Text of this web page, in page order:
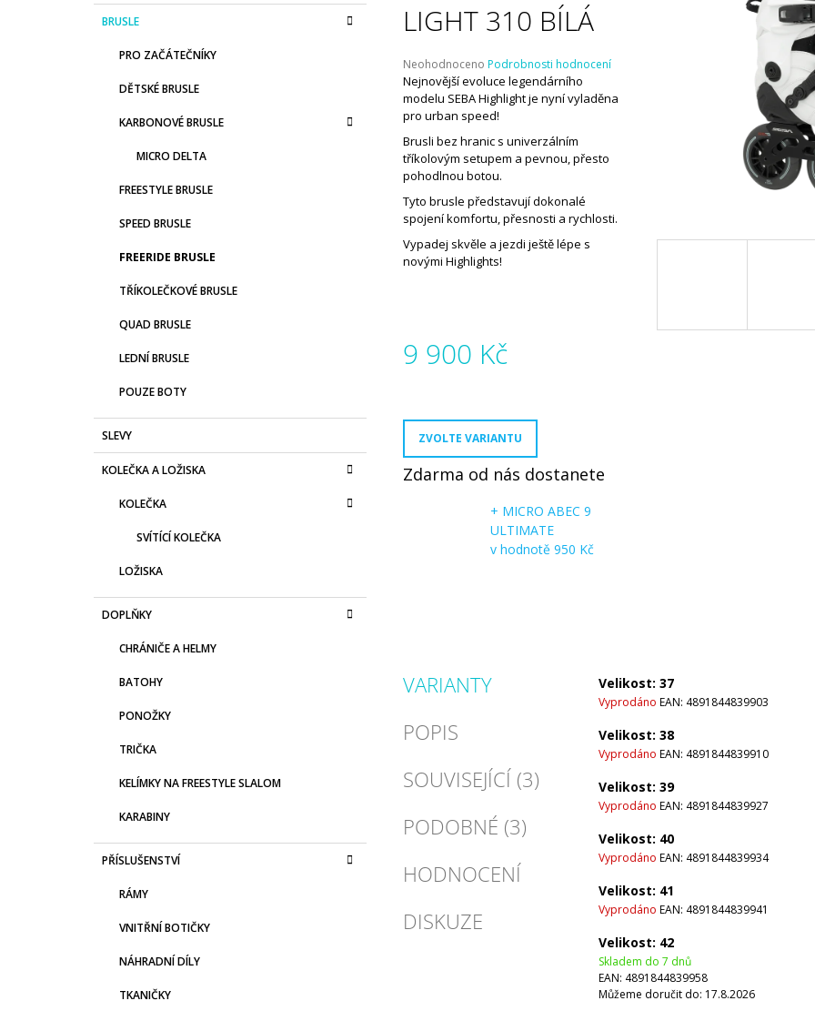
kategorie
K
ABRUSLE
PRO ZAČÁTEČNÍKY
DĚTSKÉ BRUSLE
KARBONOVÉ BRUSLE
MICRO DELTA
FREESTYLE BRUSLE
SPEED BRUSLE
FREERIDE BRUSLE
TŘÍKOLEČKOVÉ BRUSLE
QUAD BRUSLE
LEDNÍ BRUSLE
POUZE BOTY
SLEVY
KOLEČKA A LOŽISKA
KOLEČKA
SVÍTÍCÍ KOLEČKA
LOŽISKA
DOPLŇKY
CHRÁNIČE A HELMY
BATOHY
PONOŽKY
TRIČKA
KELÍMKY NA FREESTYLE SLALOM
KARABINY
PŘÍSLUŠENSTVÍ
RÁMY
VNITŘNÍ BOTIČKY
NÁHRADNÍ DÍLY
TKANIČKY
LIGHT 310 BÍLÁ
Průměrné
hodnocení
produktu
je
z
5
hvězdiček.
Neohodnoceno Podrobnosti hodnocení
Nejnovější evoluce legendárního
modelu SEBA Highlight je nyní vyladěna
pro urban speed!
Brusli bez hranic s univerzálním
tříkolovým setupem a pevnou, přesto
pohodlnou botou.
Tyto brusle představují dokonalé
spojení komfortu, přesnosti a rychlosti.
Vypadej skvěle a jezdi ještě lépe s
novými Highlights!
9 900 Kč
ZVOLTE VARIANTU
Zdarma od nás dostanete
+ MICRO ABEC 9
ULTIMATE
v hodnotě 950 Kč
VARIANTY
POPIS
SOUVISEJÍCÍ (3)
PODOBNÉ (3)
HODNOCENÍ
DISKUZE
Velikost: 37
Vyprodáno EAN: 4891844839903
Velikost: 38
Vyprodáno EAN: 4891844839910
Velikost: 39
Vyprodáno EAN: 4891844839927
Velikost: 40
Vyprodáno EAN: 4891844839934
Velikost: 41
Vyprodáno EAN: 4891844839941
Velikost: 42
Skladem do 7 dnů
EAN: 4891844839958
Můžeme doručit do: 17.8.2026